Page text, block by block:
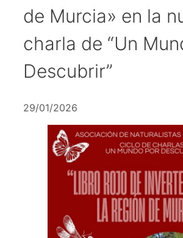
de Murcia» en la
charla de “Un
Descubrir”
29/01/2026